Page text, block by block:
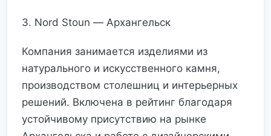
3. Nord Stoun — Архангельск
Компания занимается изделиями из
натурального и искусственного камня,
производством столешниц и интерьерных
решений. Включена в рейтинг благодаря
устойчивому присутствию на рынке